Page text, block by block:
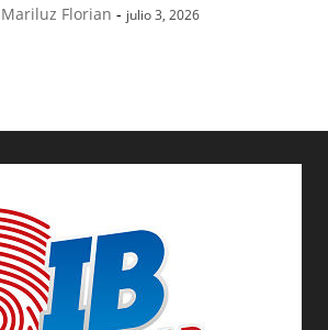
Mariluz Florian - julio 3, 2026